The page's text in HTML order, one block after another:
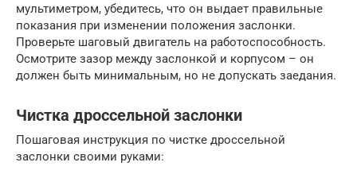
мультиметром, убедитесь, что он выдает правильные
показания при изменении положения заслонки.
Проверьте шаговый двигатель на работоспособность.
Осмотрите зазор между заслонкой и корпусом – он
должен быть минимальным, но не допускать заедания.
Чистка дроссельной заслонки
Пошаговая инструкция по чистке дроссельной
заслонки своими руками: